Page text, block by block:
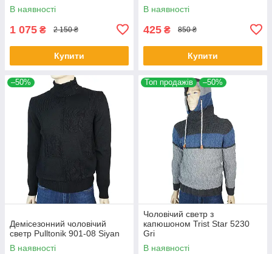
В наявності
1 075 ₴ 2 150 ₴
Купити
В наявності
425 ₴ 850 ₴
Купити
–50%
Демісезонний чоловічий
светр Pulltonik 901-08 Siyan
В наявності
Топ продажів –50%
Чоловічий светр з
капюшоном Trist Star 5230
Gri
В наявності